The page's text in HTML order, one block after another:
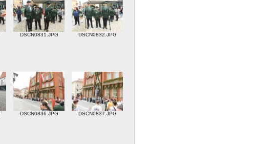
DSCN0831.JPG DSCN0832.JPG
DSCN0836.JPG DSCN0837.JPG